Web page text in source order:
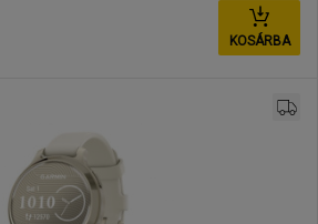
KOSÁRBA